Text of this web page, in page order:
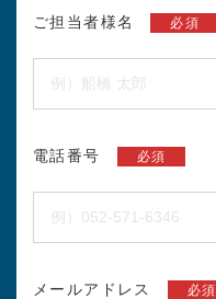
ご担当者様名 必須
電話番号 必須
メールアドレス 必須